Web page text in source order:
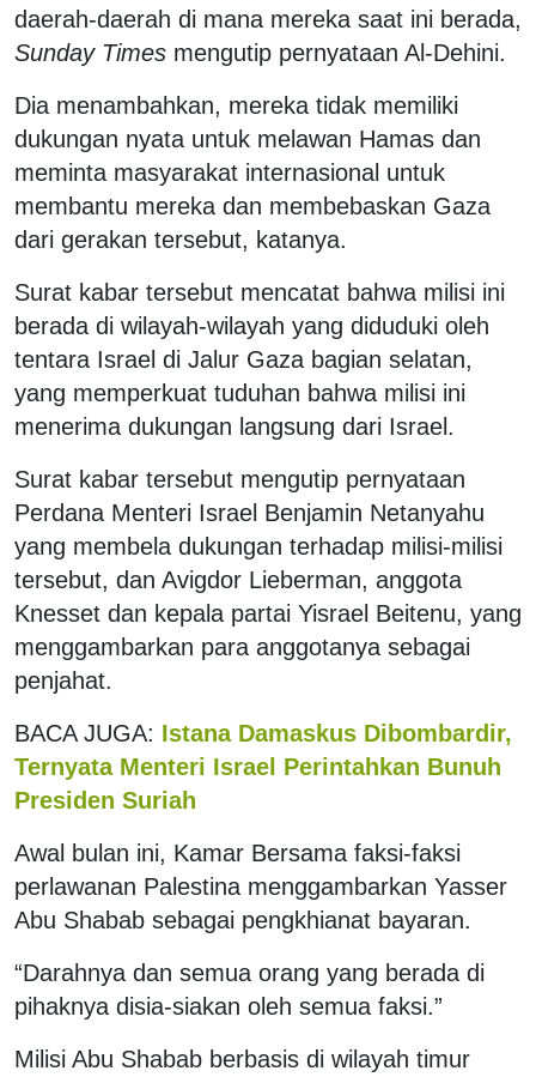
daerah-daerah di mana mereka saat ini berada,
Sunday Times mengutip pernyataan Al-Dehini.
Dia menambahkan, mereka tidak memiliki
dukungan nyata untuk melawan Hamas dan
meminta masyarakat internasional untuk
membantu mereka dan membebaskan Gaza
dari gerakan tersebut, katanya.
Surat kabar tersebut mencatat bahwa milisi ini
berada di wilayah-wilayah yang diduduki oleh
tentara Israel di Jalur Gaza bagian selatan,
yang memperkuat tuduhan bahwa milisi ini
menerima dukungan langsung dari Israel.
Surat kabar tersebut mengutip pernyataan
Perdana Menteri Israel Benjamin Netanyahu
yang membela dukungan terhadap milisi-milisi
tersebut, dan Avigdor Lieberman, anggota
Knesset dan kepala partai Yisrael Beitenu, yang
menggambarkan para anggotanya sebagai
penjahat.
BACA JUGA: Istana Damaskus Dibombardir,
Ternyata Menteri Israel Perintahkan Bunuh
Presiden Suriah
Awal bulan ini, Kamar Bersama faksi-faksi
perlawanan Palestina menggambarkan Yasser
Abu Shabab sebagai pengkhianat bayaran.
“Darahnya dan semua orang yang berada di
pihaknya disia-siakan oleh semua faksi.”
Milisi Abu Shabab berbasis di wilayah timur